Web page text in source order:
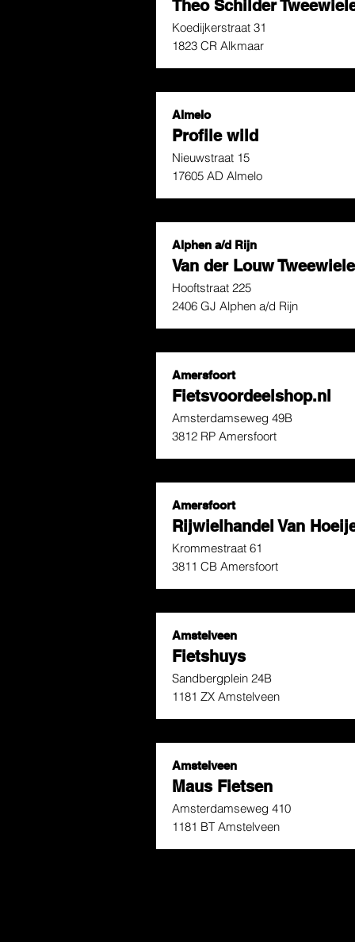
Theo Schilder
Koedijkerstraat 31
1823 CR Alkmaar
Almelo
Profile wild
Nieuwstraat 15
17605 AD Almelo
Alphen a/d Rijn
Van der Louw
Hooftstraat 225
2406 GJ Alphen a/d Rijn
Amersfoort
Fietsvoordeelshop.nl
Amsterdamseweg 49B
3812 RP Amersfoort
Amersfoort
Rijwielhandel Van
Krommestraat 61
3811 CB Amersfoort
Amstelveen
Fietshuys
Sandbergplein 24B
1181 ZX Amstelveen
Amstelveen
Maus Fietsen
Amsterdamseweg 410
1181 BT Amstelveen